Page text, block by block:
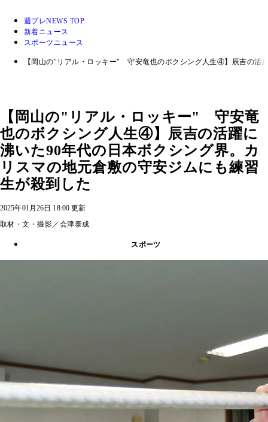
週プレNEWS TOP
新着ニュース
スポーツニュース
【岡山の"リアル・ロッキー" 守安竜也のボクシング人生④】辰吉の活
【岡山の"リアル・ロッキー" 守安竜
也のボクシング人生④】辰吉の活躍に
沸いた90年代の日本ボクシング界。カ
リスマの地元倉敷の守安ジムにも練習
生が殺到した
2025年01月26日 18:00 更新
取材・文・撮影／会津泰成
スポーツ